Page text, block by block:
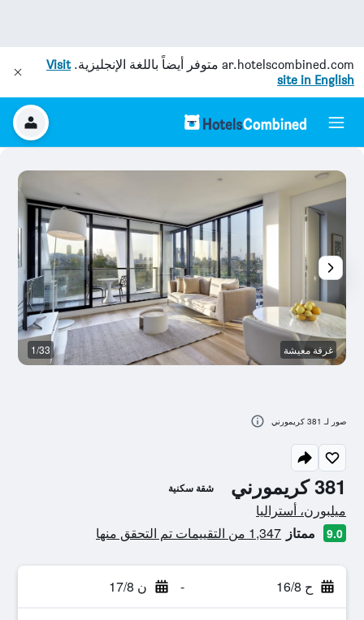
ar.hotelscombined.com متوفر أيضاً باللغة الإنجليزية.Visit
site in English
381 كريمورني شقة سكنية
تقييم فئة 0
ميلبورن، أستراليا
9.0 ممتاز 1,347 من التقييمات تم التحقق منها
ح 16/8 - ن 17/8
غرفة معيشة 1/33
صور لـ 381 كريمورني